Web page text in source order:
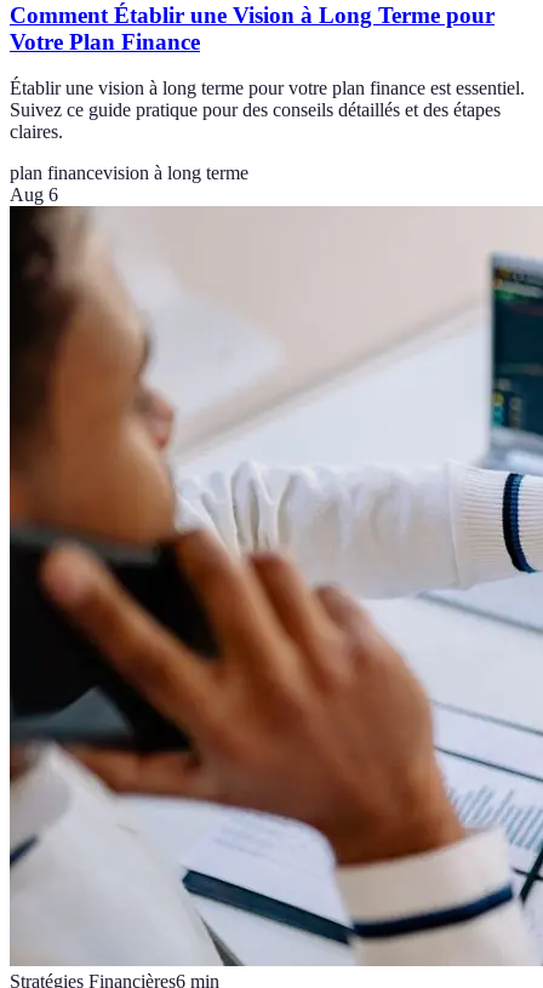
Comment Établir une Vision à Long Terme pour
Votre Plan Finance
Établir une vision à long terme pour votre plan finance est essentiel.
Suivez ce guide pratique pour des conseils détaillés et des étapes
claires.
plan financevision à long terme
Aug 6
Stratégies Financières6 min